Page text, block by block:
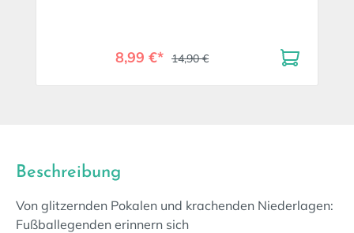
8,99 €* 14,90 €
Beschreibung
Von glitzernden Pokalen und krachenden Niederlagen:
Fußballegenden erinnern sich